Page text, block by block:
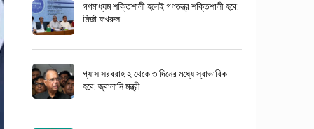
গণমাধ্যম শক্তিশালী হলেই গণতন্ত্র শক্তিশালী হবে:
মির্জা ফখরুল
গ্যাস সরবরাহ ২ থেকে ৩ দিনের মধ্যে স্বাভাবিক
হবে: জ্বালানি মন্ত্রী